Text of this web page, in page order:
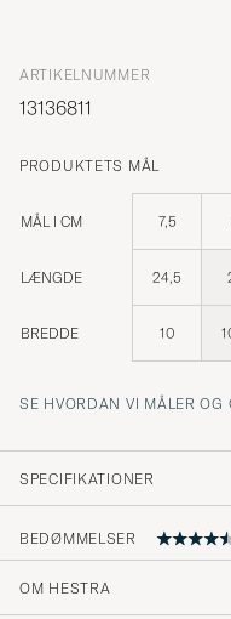
ARTIKELNUMMER
13136811
PRODUKTETS MÅL
MÅL I CM 7,5
LÆNGDE 24,5
BREDDE 10
SE HVORDAN VI MÅLER OG
SPECIFIKATIONER
BEDØMMELSER
OM HESTRA